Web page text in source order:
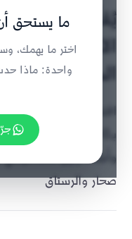
يُقلّص فترات
الاستجابة:
السويق
افتتاح مستشفى السويق
بـ300 سرير
وأشعة رنين
صحار والرستاق
ما يستحق
اختر ما يهمك،
واحدة: ماذا